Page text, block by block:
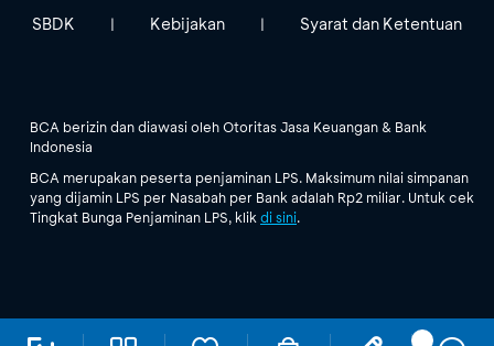
SBDK | Kebijakan | Syarat dan Ketentuan
BCA berizin dan diawasi oleh Otoritas Jasa Keuangan & Bank
Indonesia
BCA merupakan peserta penjaminan LPS. Maksimum nilai simpanan
yang dijamin LPS per Nasabah per Bank adalah Rp2 miliar. Untuk cek
Tingkat Bunga Penjaminan LPS, klik di sini.